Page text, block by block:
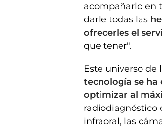
acompañarlo en
darle todas las
ofrecerles el
que tener".
Este universo de
tecnología se
optimizar al
radiodiagnóstico
infraoral, las